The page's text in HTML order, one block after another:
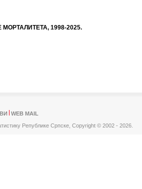
1998-2025.
WEB MAIL
Републике Српске, Copyright © 2002 - 2026.